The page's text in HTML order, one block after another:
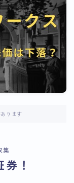
ります
集
！